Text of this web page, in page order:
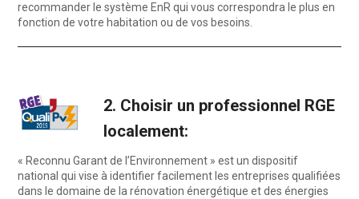
recommander le système EnR qui vous correspondra le plus en
fonction de votre habitation ou de vos besoins.
2. Choisir un professionnel RGE
localement:
« Reconnu Garant de l’Environnement » est un dispositif
national qui vise à identifier facilement les entreprises qualifiées
dans le domaine de la rénovation énergétique et des énergies